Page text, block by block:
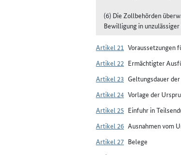
(6) Die Zollbehörden
Bewilligung in
Artikel 21 Voraussetzungen
Artikel 22 Ermächtigter
Artikel 23 Geltungsdauer
Artikel 24 Vorlage der
Artikel 25 Einfuhr in
Artikel 26 Ausnahmen vom
Artikel 27 Belege